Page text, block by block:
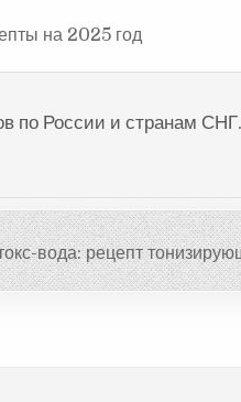
на 2025 год
по России и странам СНГ.
вода: рецепт